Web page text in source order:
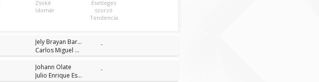
Zsoké
Idomár
Esetleges
szorzó
Tendencia
Jely Brayan Barril Curin
Carlos Miguel Norambuena
-
Johann Olate
Julio Enrique Espinosa Nunez
-